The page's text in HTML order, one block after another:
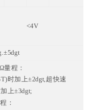
<4V
量程：
时加上±2dgt,超快速
上±3dgt;
：